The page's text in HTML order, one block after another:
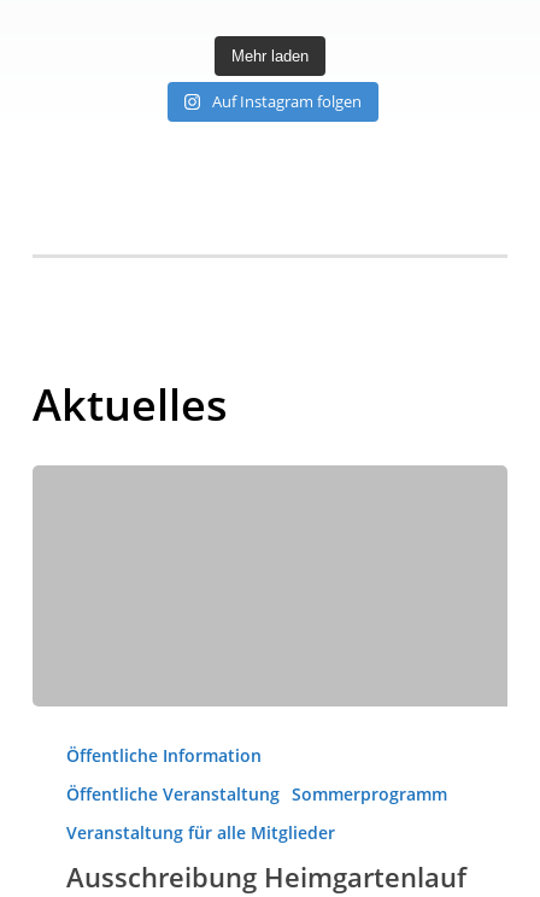
Mehr laden
Auf Instagram folgen
Aktuelles
Heimgartenlauf
2026
Öffentliche Information
Öffentliche Veranstaltung Sommerprogramm
Veranstaltung für alle Mitglieder
Ausschreibung Heimgartenlauf